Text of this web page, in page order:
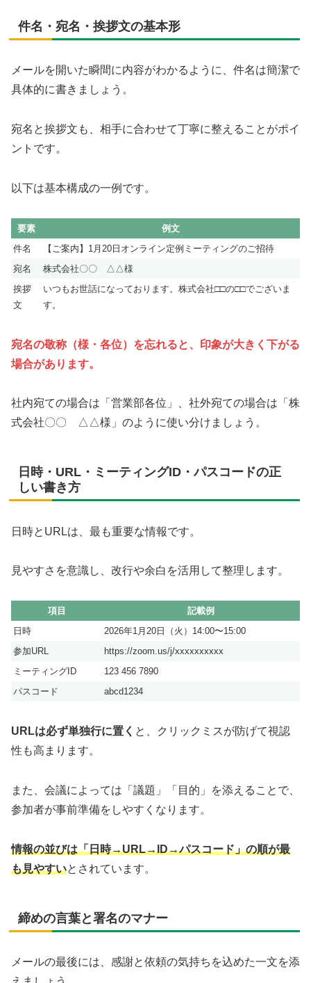
件名・宛名・挨拶文の基本形
メールを開いた瞬間に内容がわかるように、件名は簡潔で
具体的に書きましょう。
宛名と挨拶文も、相手に合わせて丁寧に整えることがポイ
ントです。
以下は基本構成の一例です。
要素
例文
件名
【ご案内】1月20日オンライン定例ミーティングのご招待
宛名
株式会社〇〇 △△様
挨拶
文
いつもお世話になっております。株式会社□□の□□でございま
す。
宛名の敬称（様・各位）を忘れると、印象が大きく下がる
場合があります。
社内宛ての場合は「営業部各位」、社外宛ての場合は「株
式会社〇〇 △△様」のように使い分けましょう。
日時・URL・ミーティングID・パスコードの正
しい書き方
日時とURLは、最も重要な情報です。
見やすさを意識し、改行や余白を活用して整理します。
項目
記載例
日時
2026年1月20日（火）14:00〜15:00
参加URL
https://zoom.us/j/xxxxxxxxxx
ミーティングID
123 456 7890
パスコード
abcd1234
URLは必ず単独行に置く と、クリックミスが防げて視認
性も高まります。
また、会議によっては「議題」「目的」を添えることで、
参加者が事前準備をしやすくなります。
情報の並びは「日時→URL→ID→パスコード」の順が最
も見やすいとされています。
締めの言葉と署名のマナー
メールの最後には、感謝と依頼の気持ちを込めた一文を添